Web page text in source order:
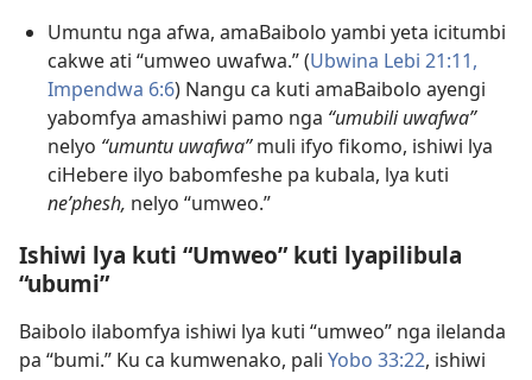
Umuntu nga afwa, amaBaibolo yambi yeta icitumbi
cakwe ati “umweo uwafwa.” (Ubwina Lebi 21:11,
Impendwa 6:6) Nangu ca kuti amaBaibolo ayengi
yabomfya amashiwi pamo nga “umubili uwafwa”
nelyo “umuntu uwafwa”muli ifyo fikomo, ishiwi lya
ciHebere ilyo babomfeshe pa kubala, lya kuti
neʹphesh, nelyo “umweo.”
Ishiwi lya kuti “Umweo” kuti lyapilibula
“ubumi”
Baibolo ilabomfya ishiwi lya kuti “umweo” nga ilelanda
pa “bumi.” Ku ca kumwenako, pali Yobo 33:22, ishiwi